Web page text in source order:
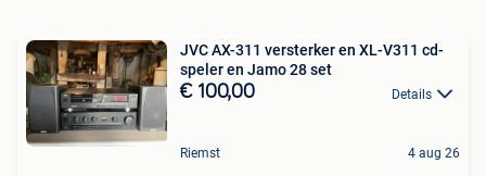
JVC AX-311 versterker en XL-V311 cd-
speler en Jamo 28 set
€ 100,00 Details
Riemst 4 aug 26